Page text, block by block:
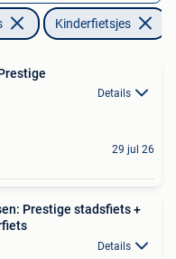
Kinderfietsjes
Details
29 jul 26
Prestige stadsfiets +
Details